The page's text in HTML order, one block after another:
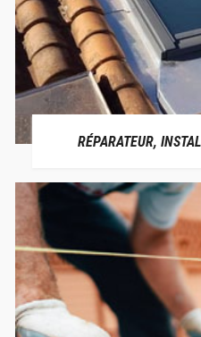
RÉPARATEUR,